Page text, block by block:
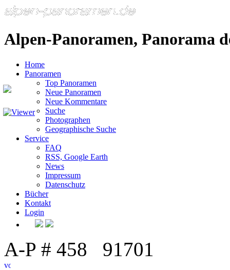
Alpen-Panoramen, Panorama
Home
Panoramen
Top Panoramen
Neue Panoramen
Neue Kommentare
Suche
Photographen
Geographische Suche
Service
FAQ
RSS, Google Earth
News
Impressum
Datenschutz
Bücher
Kontakt
Login
A-P # 458 91701